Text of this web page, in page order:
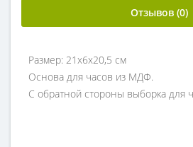
Отзывов (0)
Размер: 21х6х20,5 см
Основа для часов из МДФ.
С обратной стороны выборка для